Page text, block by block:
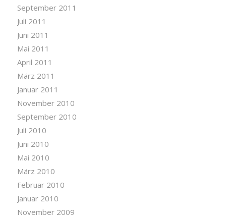
September 2011
Juli 2011
Juni 2011
Mai 2011
April 2011
März 2011
Januar 2011
November 2010
September 2010
Juli 2010
Juni 2010
Mai 2010
März 2010
Februar 2010
Januar 2010
November 2009